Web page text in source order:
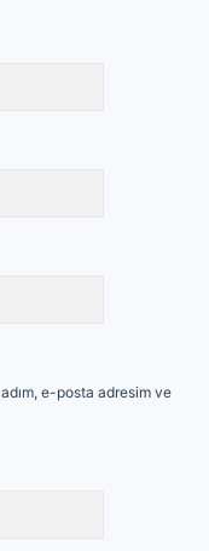
e-posta adresim ve